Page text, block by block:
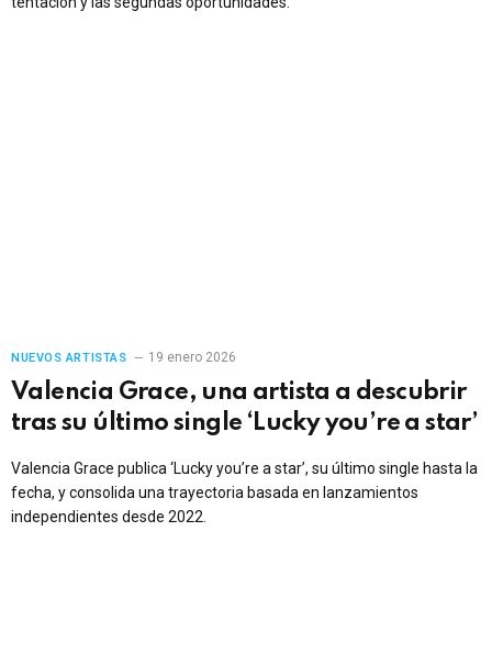
NUEVOS ARTISTAS 19 enero 2026
Valencia Grace, una artista a descubrir
tras su último single ‘Lucky you’re a star’
Valencia Grace publica ‘Lucky you’re a star’, su último single hasta la
fecha, y consolida una trayectoria basada en lanzamientos
independientes desde 2022.